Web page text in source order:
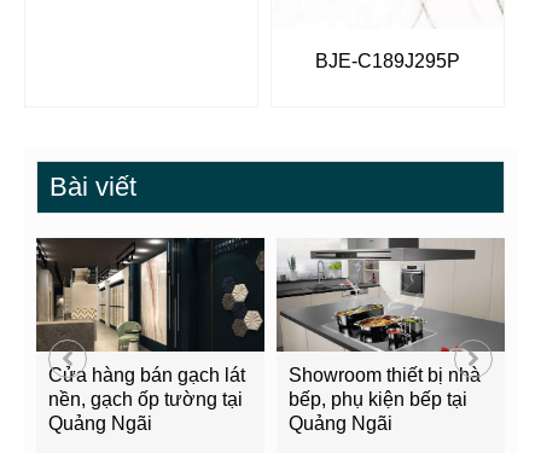
BJE-C189J295P
Bài viết
Cửa hàng bán gạch lát
nền, gạch ốp tường tại
Quảng Ngãi
Showroom thiết bị nhà
bếp, phụ kiện bếp tại
Quảng Ngãi